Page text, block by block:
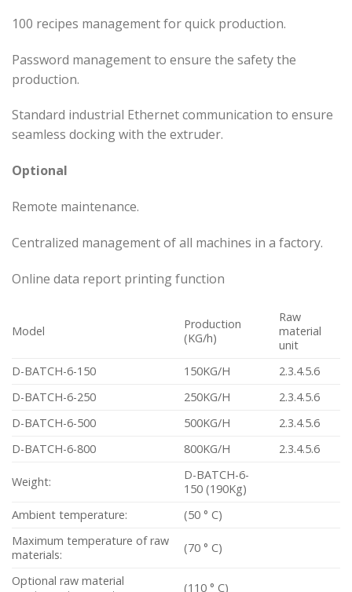
100 recipes management for quick production.
Password management to ensure the safety the
production.
Standard industrial Ethernet communication to ensure
seamless docking with the extruder.
Optional
Remote maintenance.
Centralized management of all machines in a factory.
Online data report printing function
Model
Production
(KG/h)
Raw
material
unit
D-BATCH-6-150
150KG/H
2.3.4.5.6
D-BATCH-6-250
250KG/H
2.3.4.5.6
D-BATCH-6-500
500KG/H
2.3.4.5.6
D-BATCH-6-800
800KG/H 2.3.4.5.6
Weight:
D-BATCH-6-
150 (190Kg)
Ambient temperature:
(50 ° C)
Maximum temperature of raw
materials:
(70 ° C)
Optional raw material
(110 ° C)